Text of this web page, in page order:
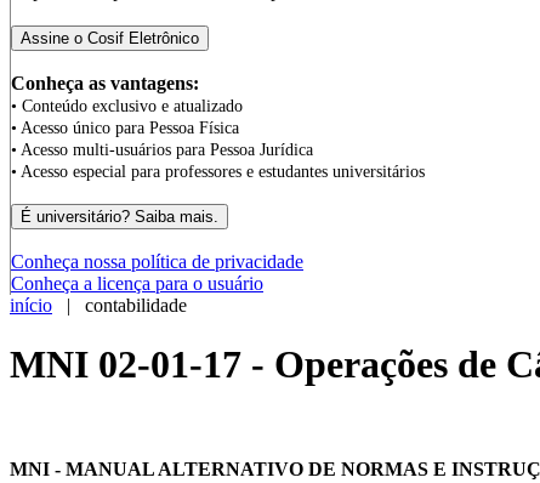
Conheça as vantagens:
• Conteúdo exclusivo e atualizado
• Acesso único para Pessoa Física
• Acesso multi-usuários para Pessoa Jurídica
• Acesso especial para professores e estudantes universitários
Conheça nossa política de privacidade
Conheça a licença para o usuário
início | contabilidade
MNI 02-01-17 - Operações de
MNI - MANUAL ALTERNATIVO DE NORMAS E